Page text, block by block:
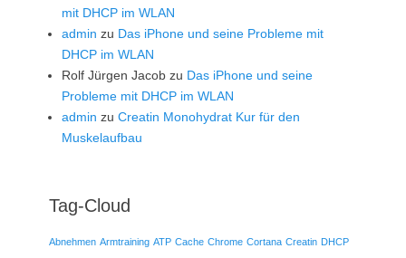
mit DHCP im WLAN
admin zu Das iPhone und seine Probleme mit
DHCP im WLAN
Rolf Jürgen Jacob zu Das iPhone und seine
Probleme mit DHCP im WLAN
admin zu Creatin Monohydrat Kur für den
Muskelaufbau
Tag-Cloud
Abnehmen Armtraining ATP Cache Chrome Cortana Creatin DHCP